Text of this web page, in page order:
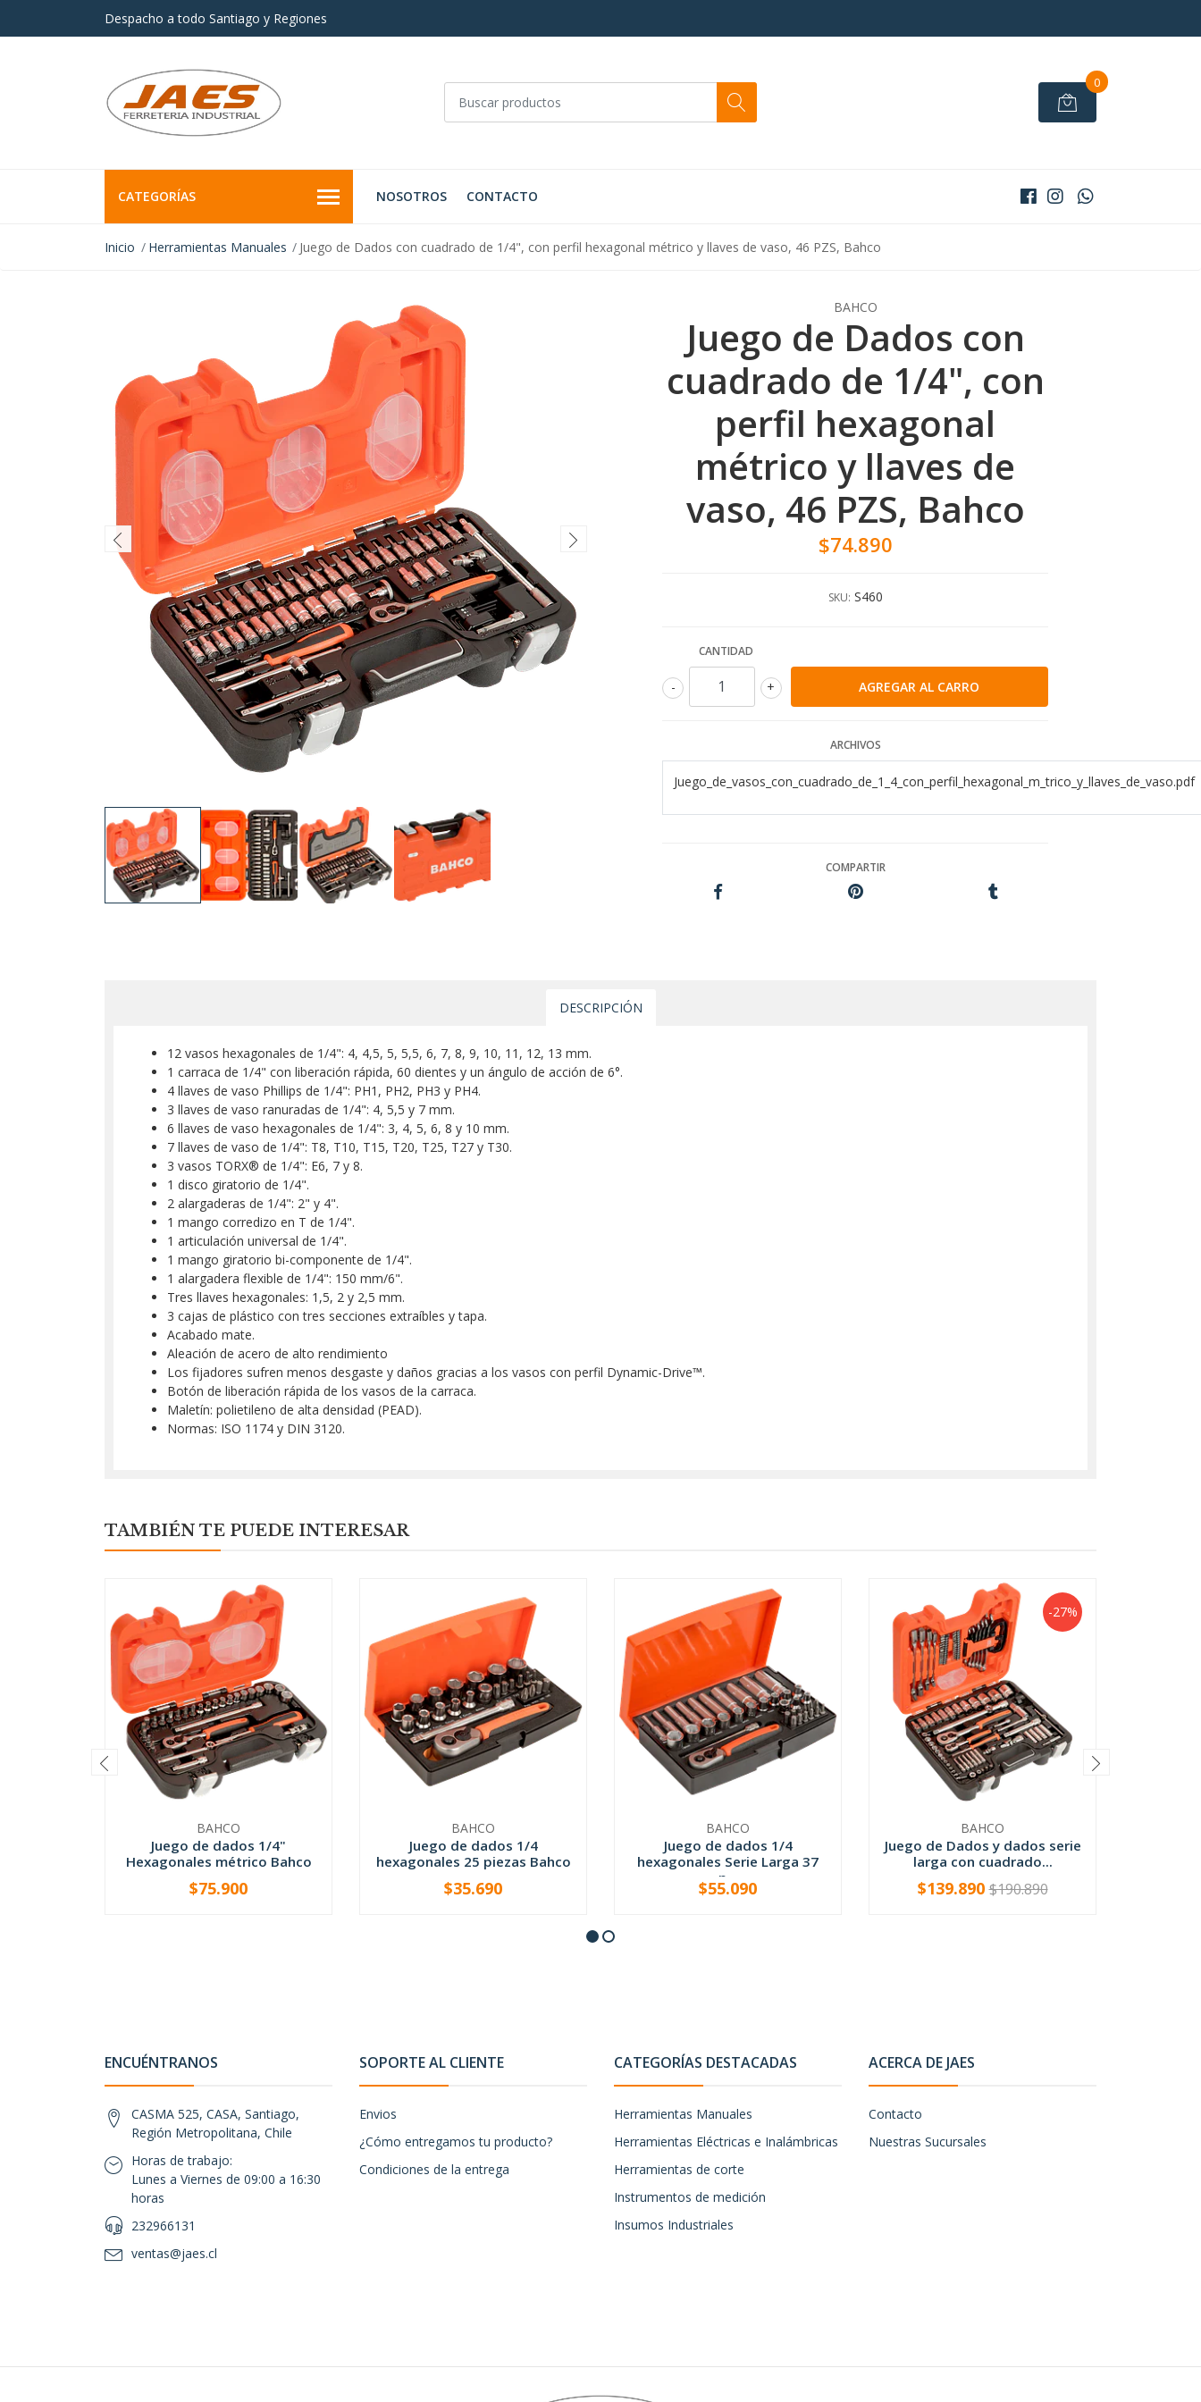
Despacho a todo Santiago y Regiones
0
CATEGORÍAS NOSOTROS CONTACTO
Inicio Herramientas Manuales Juego de Dados con cuadrado de 1/4", con perfil hexagonal métrico y llaves de vaso, 46 PZS, Bahco
BAHCO
Juego de Dados con
cuadrado de 1/4", con
perfil hexagonal
métrico y llaves de
vaso, 46 PZS, Bahco
$74.890
SKU: S460
CANTIDAD
+
-
ARCHIVOS
Juego_de_vasos_con_cuadrado_de_1_4_con_perfil_hexagonal_m_trico_y_llaves_de_vaso.pdf
COMPARTIR
DESCRIPCIÓN
12 vasos hexagonales de 1/4": 4, 4,5, 5, 5,5, 6, 7, 8, 9, 10, 11, 12, 13 mm.
1 carraca de 1/4" con liberación rápida, 60 dientes y un ángulo de acción de 6°.
4 llaves de vaso Phillips de 1/4": PH1, PH2, PH3 y PH4.
3 llaves de vaso ranuradas de 1/4": 4, 5,5 y 7 mm.
6 llaves de vaso hexagonales de 1/4": 3, 4, 5, 6, 8 y 10 mm.
7 llaves de vaso de 1/4": T8, T10, T15, T20, T25, T27 y T30.
3 vasos TORX® de 1/4": E6, 7 y 8.
1 disco giratorio de 1/4".
2 alargaderas de 1/4": 2" y 4".
1 mango corredizo en T de 1/4".
1 articulación universal de 1/4".
1 mango giratorio bi-componente de 1/4".
1 alargadera flexible de 1/4": 150 mm/6".
Tres llaves hexagonales: 1,5, 2 y 2,5 mm.
3 cajas de plástico con tres secciones extraíbles y tapa.
Acabado mate.
Aleación de acero de alto rendimiento
Los fijadores sufren menos desgaste y daños gracias a los vasos con perfil Dynamic-Drive™.
Botón de liberación rápida de los vasos de la carraca.
Maletín: polietileno de alta densidad (PEAD).
Normas: ISO 1174 y DIN 3120.
TAMBIÉN TE PUEDE INTERESAR
BAHCO
Juego de dados 1/4"
Hexagonales métrico Bahco
+
$75.900
BAHCO
Juego de dados 1/4
hexagonales 25 piezas Bahco
+
$35.690
BAHCO
Juego de dados 1/4
hexagonales Serie Larga 37
p...
+
$55.090
-27%
BAHCO
Juego de Dados y dados serie
larga con cuadrado...
+
$139.890 $190.890
ENCUÉNTRANOS
CASMA 525, CASA, Santiago,
Región Metropolitana, Chile
Horas de trabajo:
Lunes a Viernes de 09:00 a 16:30
horas
232966131
ventas@jaes.cl
SOPORTE AL CLIENTE
Envios
¿Cómo entregamos tu producto?
Condiciones de la entrega
CATEGORÍAS DESTACADAS
Herramientas Manuales
Herramientas Eléctricas e Inalámbricas
Herramientas de corte
Instrumentos de medición
Insumos Industriales
ACERCA DE JAES
Contacto
Nuestras Sucursales